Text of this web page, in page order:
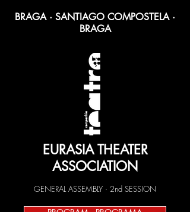
BRAGA · SANTIAGO COMPOSTELA ·
BRAGA
EURASIA THEATER
ASSOCIATION
GENERAL ASSEMBLY · 2nd SESSION